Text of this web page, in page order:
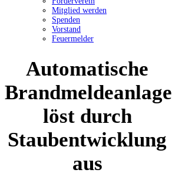
Mitglied werden
Spenden
Vorstand
Feuermelder
Automatische
Brandmeldeanlage
löst durch
Staubentwicklung
aus